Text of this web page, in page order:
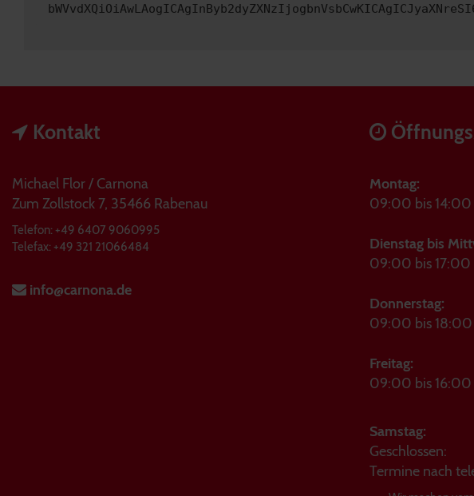
Kontakt
Michael Flor / Carnona
Zum Zollstock 7, 35466 Rabenau
Telefon: +49 6407 9060995
Telefax: +49 321 21066484
info@carnona.de
Montag:
09:00 bis 14:00
Dienstag bis
09:00 bis 17:00
Donnerstag:
09:00 bis
Freitag:
09:00 bis 16:00
Samstag:
Geschlossen:
Termine nach